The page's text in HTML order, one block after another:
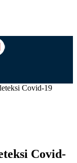
Covid-19
Covid-